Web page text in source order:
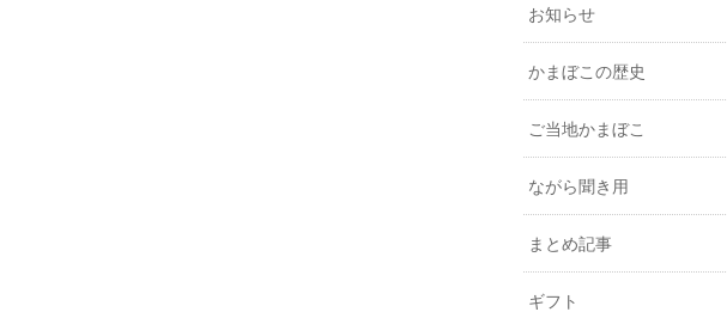
お知らせ
かまぼこの歴史
ご当地かまぼこ
ながら聞き用
まとめ記事
ギフト